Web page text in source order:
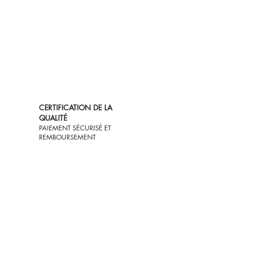
CERTIFICATION DE LA
QUALITÉ
PAIEMENT SÉCURISÉ ET
REMBOURSEMENT